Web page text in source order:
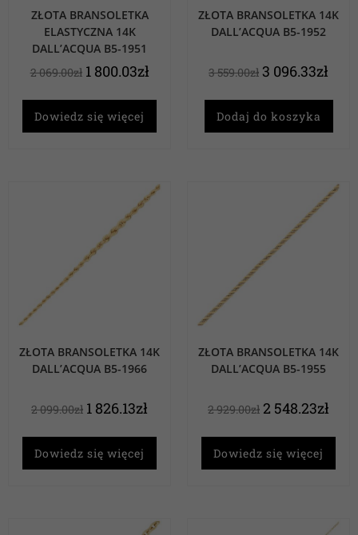
ZŁOTA BRANSOLETKA
ELASTYCZNA 14K
DALL’ACQUA B5-1951
2 069.00zł 1 800.03zł
Dowiedz się więcej
ZŁOTA BRANSOLETKA 14K
DALL’ACQUA B5-1952
3 559.00zł 3 096.33zł
Dodaj do koszyka
ZŁOTA BRANSOLETKA 14K
DALL’ACQUA B5-1966
2 099.00zł 1 826.13zł
Dowiedz się więcej
ZŁOTA BRANSOLETKA 14K
DALL’ACQUA B5-1955
2 929.00zł 2 548.23zł
Dowiedz się więcej